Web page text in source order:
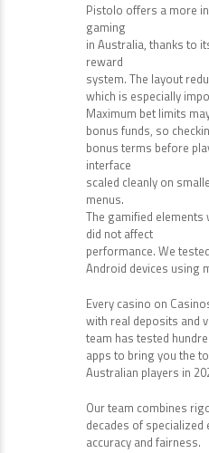
Pistolo offers a more
gaming
in Australia, thanks to
reward
system. The layout
which is especially
Maximum bet limits
bonus funds, so
bonus terms before
interface
scaled cleanly on
menus.
The gamified elements
did not affect
performance. We
Android devices using
Every casino on
with real deposits and
team has tested
apps to bring you the
Australian players in
Our team combines
decades of
accuracy and fairness.